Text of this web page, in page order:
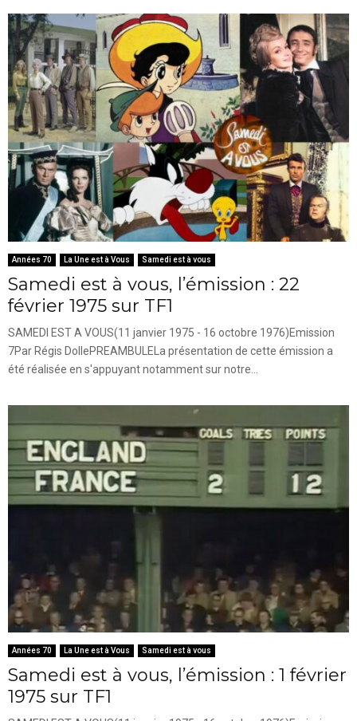
Années 70 La Une est à Vous Samedi est à vous
Samedi est à vous, l’émission : 22
février 1975 sur TF1
SAMEDI EST A VOUS(11 janvier 1975 - 16 octobre 1976)Emission
7Par Régis DollePREAMBULELa présentation de cette émission a
été réalisée en s'appuyant notamment sur notre...
Années 70 La Une est à Vous Samedi est à vous
Samedi est à vous, l’émission : 1 février
1975 sur TF1